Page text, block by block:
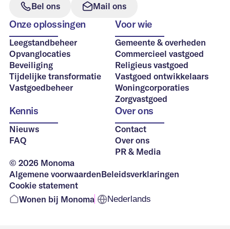
Bel ons Mail ons
Onze oplossingen
Leegstandbeheer
Opvanglocaties
Beveiliging
Tijdelijke transformatie
Vastgoedbeheer
Voor wie
Gemeente & overheden
Commercieel vastgoed
Religieus vastgoed
Vastgoed ontwikkelaars
Woningcorporaties
Zorgvastgoed
Kennis
Nieuws
FAQ
Over ons
Contact
Over ons
PR & Media
© 2026 Monoma
Algemene voorwaardenBeleidsverklaringen
Cookie statement
Wonen bij Monoma
Nederlands